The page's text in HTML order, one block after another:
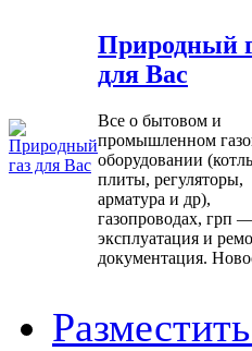
Природный
для Вас
Все о бытовом и
промышленном
оборудовании
плиты, регуляторы,
арматура и др),
газопроводах, грп
эксплуатация и
документация.